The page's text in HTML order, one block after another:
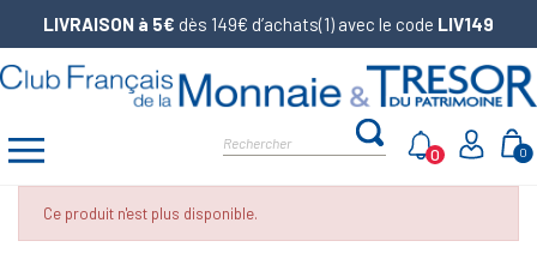
LIVRAISON à 5€ dès 149€ d’achats(1) avec le code LIV149
0
0
Ce produit n'est plus disponible.